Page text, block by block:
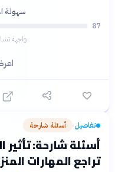
سهولة
87
واجهة
تفاصيل› أسئلة شارحة
أسئلة شارحة:
تراجع المهارات